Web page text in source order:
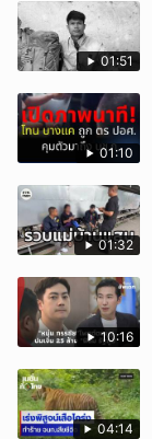
01:51
01:10
01:32
10:16
04:14